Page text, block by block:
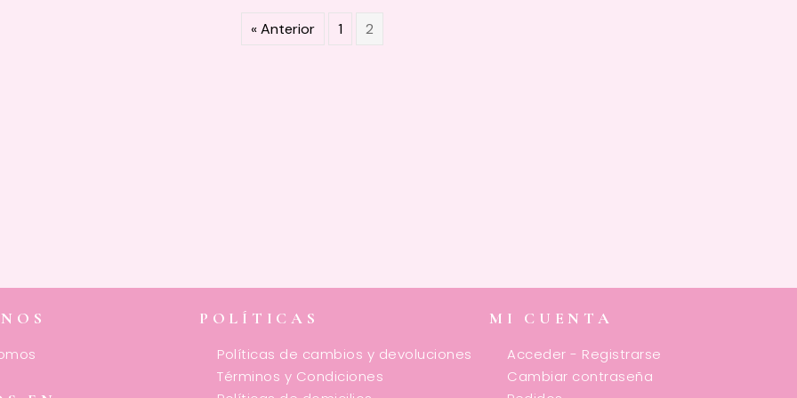
« Anterior 1 2
POLÍTICAS
Políticas de cambios y devoluciones
Términos y Condiciones
MI CUENTA
Acceder - Registrarse
Cambiar contraseña